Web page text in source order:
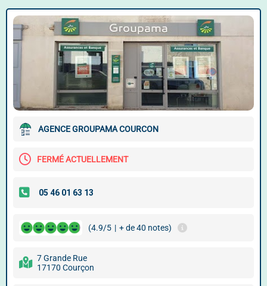
AGENCE GROUPAMA COURCON
FERMÉ ACTUELLEMENT
(4.9/5 | + de 40 notes)
7 Grande Rue
17170 Courçon